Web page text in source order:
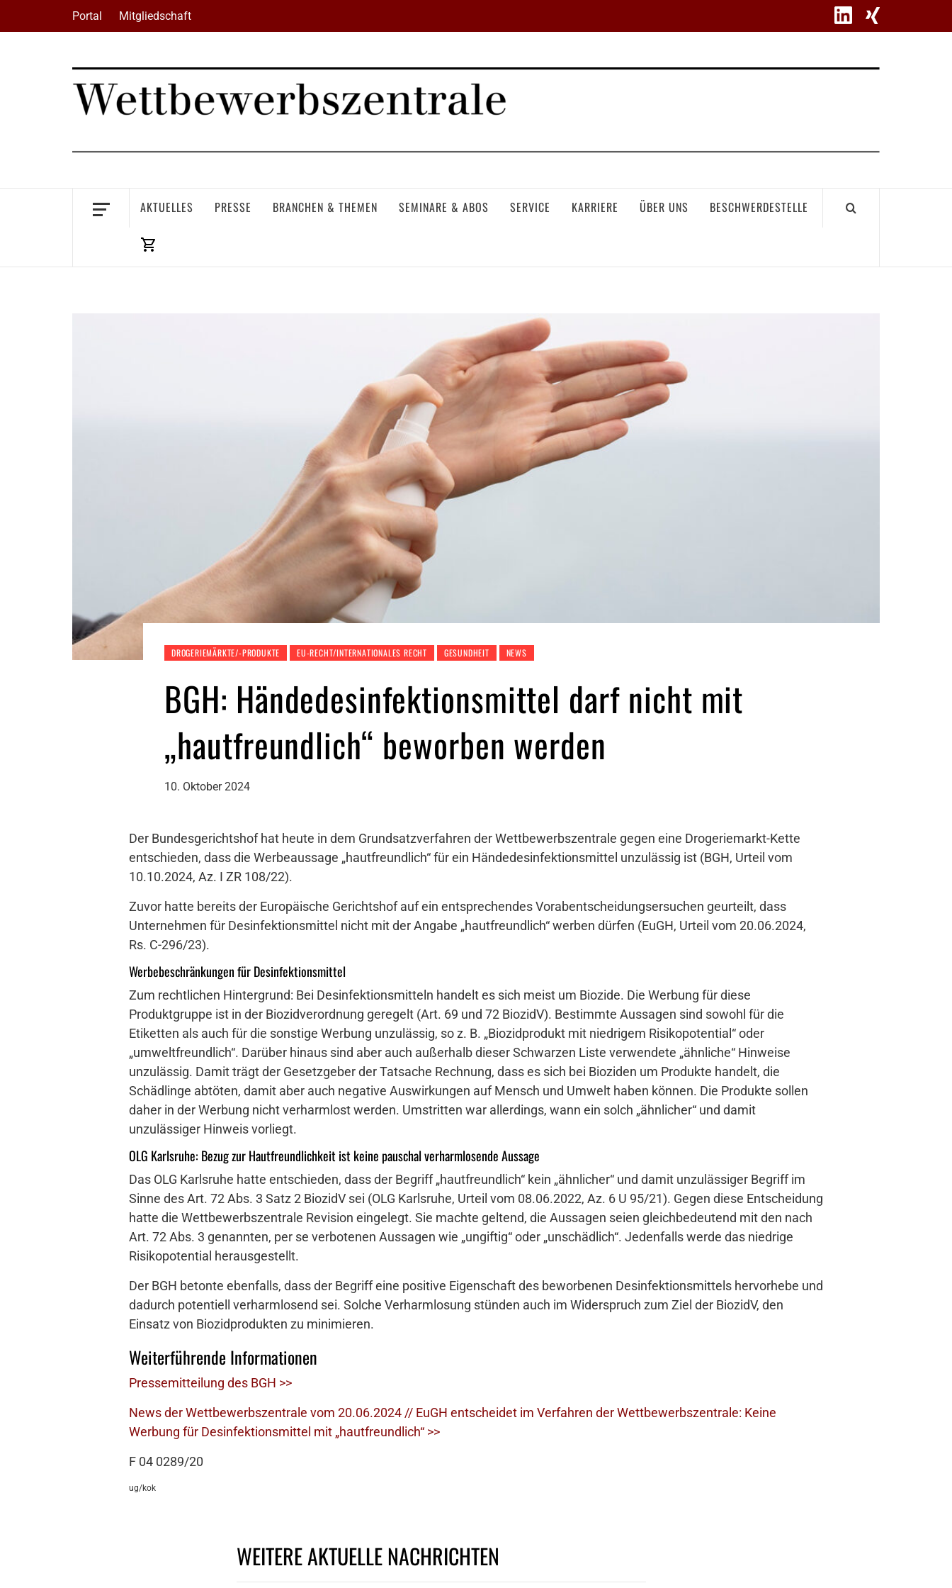
Portal Mitgliedschaft
AKTUELLES PRESSE BRANCHEN & THEMEN SEMINARE & ABOS SERVICE KARRIERE ÜBER UNS BESCHWERDESTELLE
DROGERIEMÄRKTE/-PRODUKTE EU-RECHT/INTERNATIONALES RECHT GESUNDHEIT NEWS
BGH: Händedesinfektionsmittel darf nicht mit
„hautfreundlich“ beworben werden
10. Oktober 2024
Der Bundesgerichtshof hat heute in dem Grundsatzverfahren der Wettbewerbszentrale gegen eine Drogeriemarkt-Kette
entschieden, dass die Werbeaussage „hautfreundlich“ für ein Händedesinfektionsmittel unzulässig ist (BGH, Urteil vom
10.10.2024, Az. I ZR 108/22).
Zuvor hatte bereits der Europäische Gerichtshof auf ein entsprechendes Vorabentscheidungsersuchen geurteilt, dass
Unternehmen für Desinfektionsmittel nicht mit der Angabe „hautfreundlich“ werben dürfen (EuGH, Urteil vom 20.06.2024,
Rs. C-296/23).
Werbebeschränkungen für Desinfektionsmittel
Zum rechtlichen Hintergrund: Bei Desinfektionsmitteln handelt es sich meist um Biozide. Die Werbung für diese
Produktgruppe ist in der Biozidverordnung geregelt (Art. 69 und 72 BiozidV). Bestimmte Aussagen sind sowohl für die
Etiketten als auch für die sonstige Werbung unzulässig, so z. B. „Biozidprodukt mit niedrigem Risikopotential“ oder
„umweltfreundlich“. Darüber hinaus sind aber auch außerhalb dieser Schwarzen Liste verwendete „ähnliche“ Hinweise
unzulässig. Damit trägt der Gesetzgeber der Tatsache Rechnung, dass es sich bei Bioziden um Produkte handelt, die
Schädlinge abtöten, damit aber auch negative Auswirkungen auf Mensch und Umwelt haben können. Die Produkte sollen
daher in der Werbung nicht verharmlost werden. Umstritten war allerdings, wann ein solch „ähnlicher“ und damit
unzulässiger Hinweis vorliegt.
OLG Karlsruhe: Bezug zur Hautfreundlichkeit ist keine pauschal verharmlosende Aussage
Das OLG Karlsruhe hatte entschieden, dass der Begriff „hautfreundlich“ kein „ähnlicher“ und damit unzulässiger Begriff im
Sinne des Art. 72 Abs. 3 Satz 2 BiozidV sei (OLG Karlsruhe, Urteil vom 08.06.2022, Az. 6 U 95/21). Gegen diese Entscheidung
hatte die Wettbewerbszentrale Revision eingelegt. Sie machte geltend, die Aussagen seien gleichbedeutend mit den nach
Art. 72 Abs. 3 genannten, per se verbotenen Aussagen wie „ungiftig“ oder „unschädlich“. Jedenfalls werde das niedrige
Risikopotential herausgestellt.
Der BGH betonte ebenfalls, dass der Begriff eine positive Eigenschaft des beworbenen Desinfektionsmittels hervorhebe und
dadurch potentiell verharmlosend sei. Solche Verharmlosung stünden auch im Widerspruch zum Ziel der BiozidV, den
Einsatz von Biozidprodukten zu minimieren.
Weiterführende Informationen
Pressemitteilung des BGH >>
News der Wettbewerbszentrale vom 20.06.2024 // EuGH entscheidet im Verfahren der Wettbewerbszentrale: Keine
Werbung für Desinfektionsmittel mit „hautfreundlich“ >>
F 04 0289/20
ug/kok
WEITERE AKTUELLE NACHRICHTEN